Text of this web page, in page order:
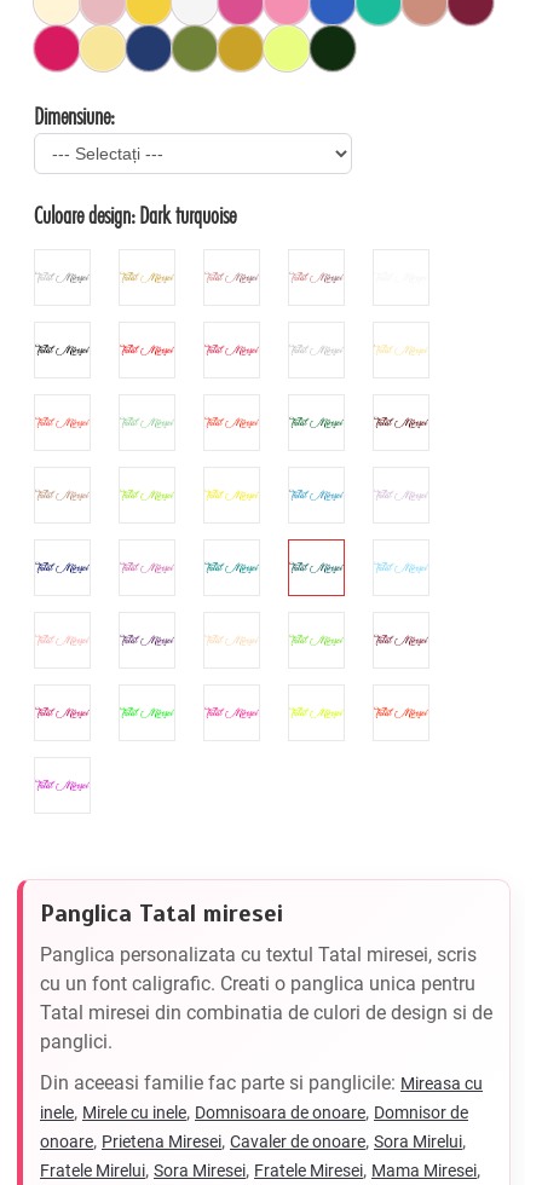
Dimensiune:
Culoare design:Dark turquoise
Panglica Tatal miresei
Panglica personalizata cu textul Tatal miresei, scris
cu un font caligrafic. Creati o panglica unica pentru
Tatal miresei din combinatia de culori de design si de
panglici.
Din aceeasi familie fac parte si panglicile: Mireasa cu
inele, Mirele cu inele, Domnisoara de onoare, Domnisor de
onoare, Prietena Miresei, Cavaler de onoare, Sora Mirelui,
Fratele Mirelui, Sora Miresei, Fratele Miresei, Mama Miresei,